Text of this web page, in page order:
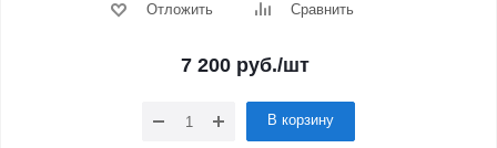
Отложить Сравнить
7 200руб./шт
В корзину